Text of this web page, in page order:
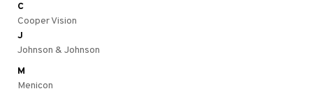
C
Cooper Vision
J
Johnson & Johnson
M
Menicon
lenzen